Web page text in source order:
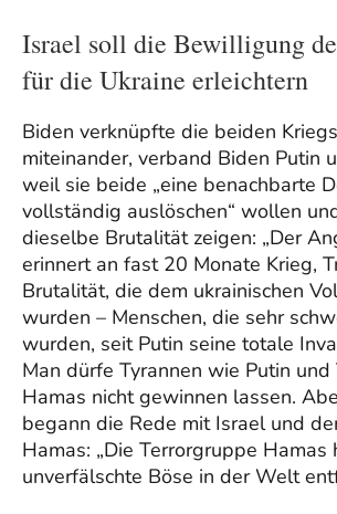
Israel soll die Bewilligung
für die Ukraine erleichtern
Biden verknüpfte die beiden
miteinander, verband Biden Putin
weil sie beide „eine benachbarte
vollständig auslöschen“ wollen
dieselbe Brutalität zeigen: „Der
erinnert an fast 20 Monate Krieg,
Brutalität, die dem ukrainischen
wurden – Menschen, die sehr
wurden, seit Putin seine totale
Man dürfe Tyrannen wie Putin
Hamas nicht gewinnen lassen.
begann die Rede mit Israel und
Hamas: „Die Terrorgruppe Hamas
unverfälschte Böse in der Welt